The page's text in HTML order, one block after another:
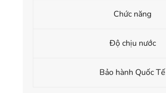
Chức năng
Độ chịu nước
Bảo hành Quốc Tế